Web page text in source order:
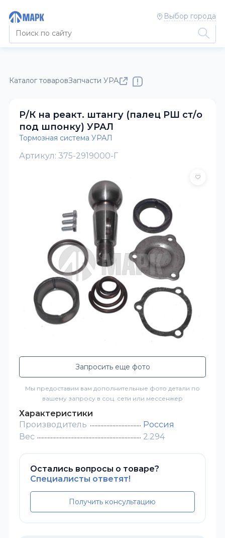
Выбор города
Каталог товаровЗапчасти УРАЛТормозная система УРАЛ
Р/К на реакт. штангу (палец РШ ст/о
под шпонку) УРАЛ
Тормозная система УРАЛ
Артикул: 375-2919000-Г
Запросить еще фото
Мы предоставим вам дополнительные фото детали по
вашему запросу в соц. сети или мессенжер
Характеристики
Производитель
Россия
Вес
2.294
Остались вопросы о товаре?
Специалисты ответят!
Получить консультацию